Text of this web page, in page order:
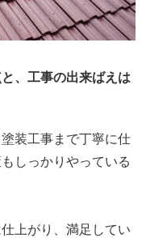
、工事の出来ばえは
装工事まで丁寧に仕
しっかりやっている
上がり、満足してい